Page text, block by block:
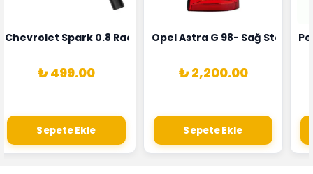
1628HN-0258010081
Alternatörü Valeo Marka 05E903018G
Chevrolet Spark 0.8 Radyatör Üst Hortumu Rapro Marka
₺ 499.00
Sepete Ekle
Opel Astra G 98- Sağ Stop
₺ 2,200.00
Sepete Ekle